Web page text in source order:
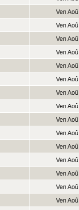
Ven
Ven
Ven
Ven
Ven
Ven
Ven
Ven
Ven
Ven
Ven
Ven
Ven
Ven
Ven